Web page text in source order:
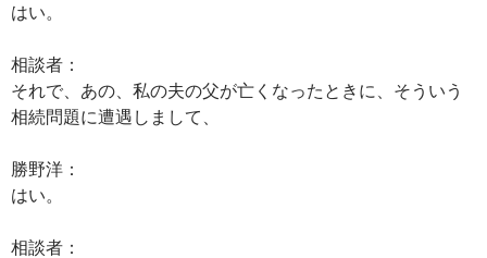
はい。
相談者：
それで、あの、私の夫の父が亡くなったときに、そういう
相続問題に遭遇しまして、
勝野洋：
はい。
相談者：